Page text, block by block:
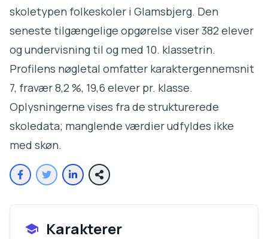
skoletypen folkeskoler i Glamsbjerg. Den
seneste tilgængelige opgørelse viser 382 elever
og undervisning til og med 10. klassetrin.
Profilens nøgletal omfatter karaktergennemsnit
7, fravær 8,2 %, 19,6 elever pr. klasse.
Oplysningerne vises fra de strukturerede
skoledata; manglende værdier udfyldes ikke
med skøn.
Karakterer